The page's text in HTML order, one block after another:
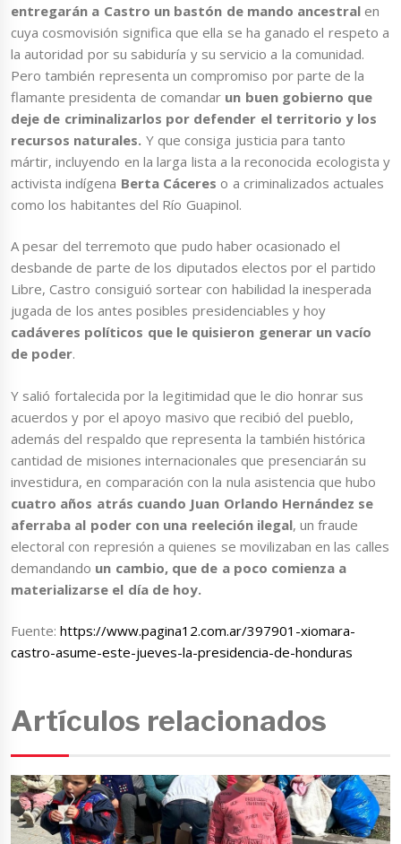
entregarán a Castro un bastón de mando ancestral en
cuya cosmovisión significa que ella se ha ganado el respeto a
la autoridad por su sabiduría y su servicio a la comunidad.
Pero también representa un compromiso por parte de la
flamante presidenta de comandar un buen gobierno que
deje de criminalizarlos por defender el territorio y los
recursos naturales. Y que consiga justicia para tanto
mártir, incluyendo en la larga lista a la reconocida ecologista y
activista indígena Berta Cácereso a criminalizados actuales
como los habitantes del Río Guapinol.
A pesar del terremoto que pudo haber ocasionado el
desbande de parte de los diputados electos por el partido
Libre, Castro consiguió sortear con habilidad la inesperada
jugada de los antes posibles presidenciables y hoy
cadáveres políticos que le quisieron generar un vacío
de poder.
Y salió fortalecida por la legitimidad que le dio honrar sus
acuerdos y por el apoyo masivo que recibió del pueblo,
además del respaldo que representa la también histórica
cantidad de misiones internacionales que presenciarán su
investidura, en comparación con la nula asistencia que hubo
cuatro años atrás cuando Juan Orlando Hernández se
aferraba al poder con una reeleción ilegal, un fraude
electoral con represión a quienes se movilizaban en las calles
demandando un cambio, que de a poco comienza a
materializarse el día de hoy.
Fuente:https://www.pagina12.com.ar/397901-xiomara-
castro-asume-este-jueves-la-presidencia-de-honduras
Artículos relacionados